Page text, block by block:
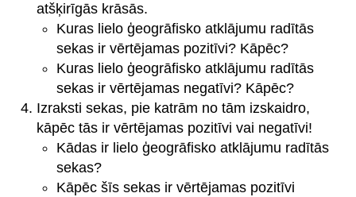
atšķirīgās krāsās.
Kuras lielo ģeogrāfisko atklājumu radītās
sekas ir vērtējamas pozitīvi? Kāpēc?
Kuras lielo ģeogrāfisko atklājumu radītās
sekas ir vērtējamas negatīvi? Kāpēc?
Izraksti sekas, pie katrām no tām izskaidro,
kāpēc tās ir vērtējamas pozitīvi vai negatīvi!
Kādas ir lielo ģeogrāfisko atklājumu radītās
sekas?
Kāpēc šīs sekas ir vērtējamas pozitīvi